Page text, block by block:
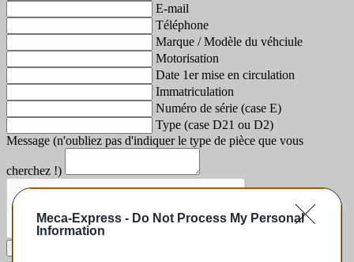
Meca-Express - Do Not Process My Personal
Information
E-mail
Téléphone
Marque / Modèle du véhciule
Motorisation
Date 1er mise en circulation
Immatriculation
Numéro de série (case E)
Type (case D21 ou D2)
Message (n'oubliez pas d'indiquer le type de pièce que vous
cherchez !)